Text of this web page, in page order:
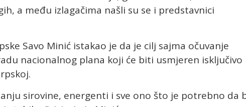
a među izlagačima našli su se i predstavnici
Savo Minić istakao je da je cilj sajma očuvanje
nacionalnog plana koji će biti usmjeren isključivo
sirovine, energenti i sve ono što je potrebno da